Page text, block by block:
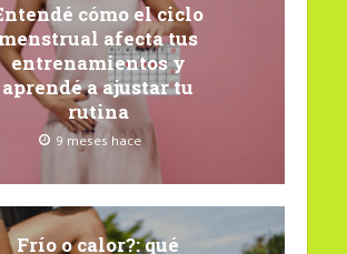
cómo el ciclo
menstrual afecta tus
entrenamientos y
aprendé a ajustar tu
rutina
9 meses hace
Frío o calor?: qué